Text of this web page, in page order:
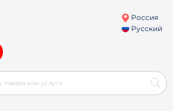
Россия
Русский